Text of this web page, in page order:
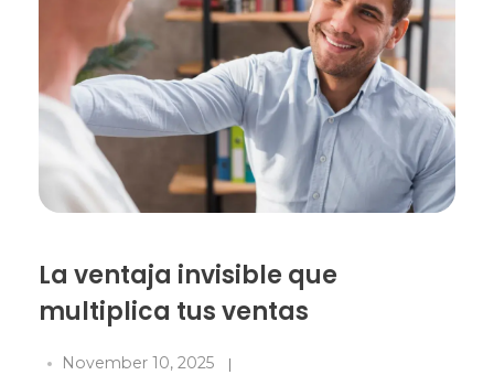
La ventaja invisible que
multiplica tus ventas
November 10, 2025